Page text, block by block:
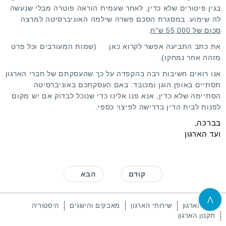
בגין פיטורים שלא כדין, לאחר שעמית הוראה פוטרה מבלי שנעשה
לה שימוע. במסגרת הסכם פשרה שילמה האוניברסיטה למרצה
סכום של 55,000 ש"ח
את כתב התביעה אפשר לקרוא כאן
(שמות המעורבים וכל פרט
מזהה אחר נמחקו).
אנו רואים חשיבות רבה בהקפדה על כך שהעסקתם של חברי הארגון
תסתיים באופן הוגן ומכובד. באם העסקתכם באוניברסיטה
הסתיימה שלא כדין, אנא פנו אלינו כדי שנוכל לבדוק אם יש מקום
לפנות לבית הדין בדרישה לפיצוי כספי.
בברכה,
ועד הארגון
קודם הבא
אודות הארגון שירותי הארגון מאבקים והישגים
היסטוריה
תקנון הארגון
⋀